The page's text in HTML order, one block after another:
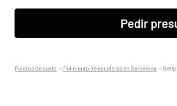
Pedir
Pulidos de suelo Pulimento de escaleras en Barcelona